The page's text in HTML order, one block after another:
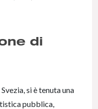
di
si è tenuta una
pubblica,